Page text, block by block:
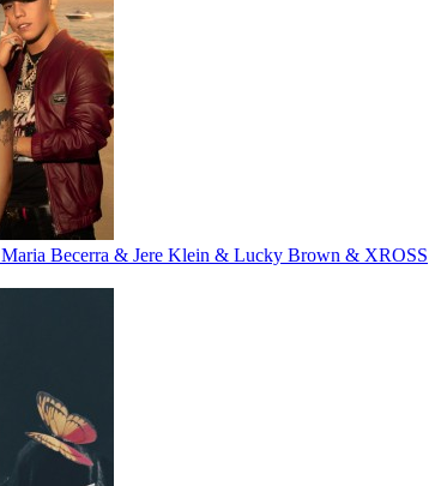
Maria Becerra & Jere Klein & Lucky Brown & XROSS